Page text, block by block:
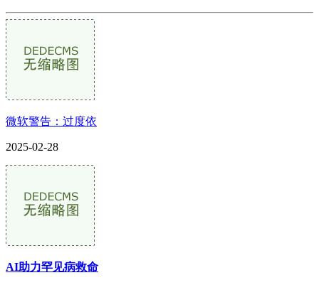
微软警告：过度依
2025-02-28
AI助力罕见病救命